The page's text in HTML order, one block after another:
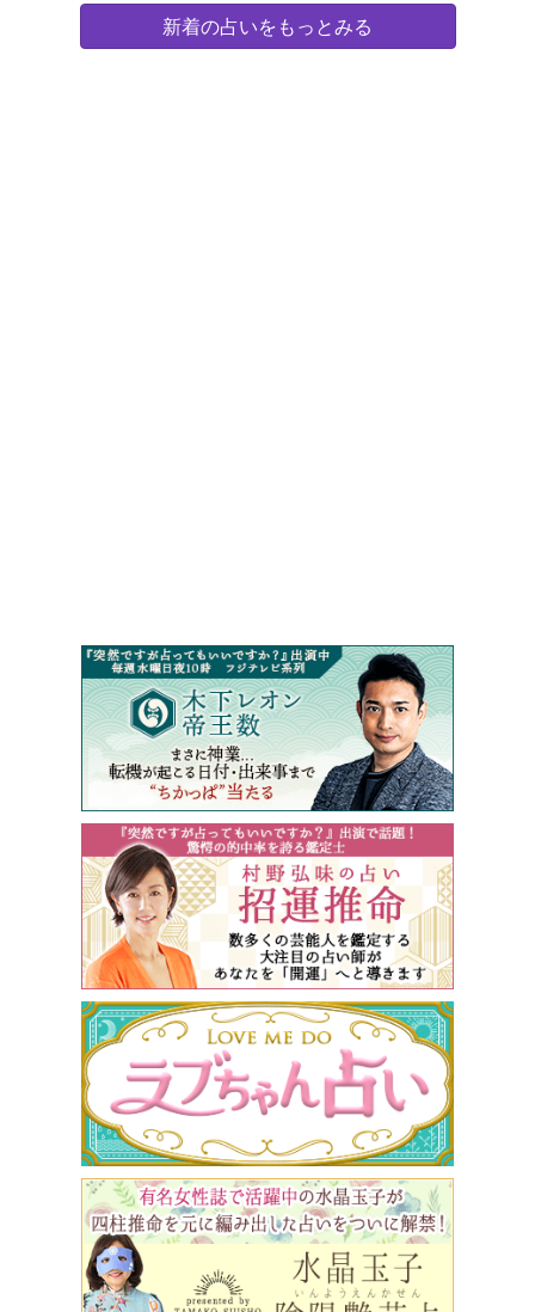
新着の占いをもっとみる